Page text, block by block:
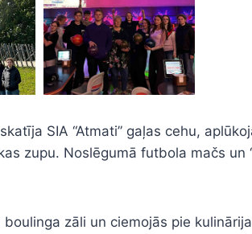
SIA “Atmati” gaļas cehu,
zupu. Noslēgumā futbola mačs un
zāli un ciemojās pie